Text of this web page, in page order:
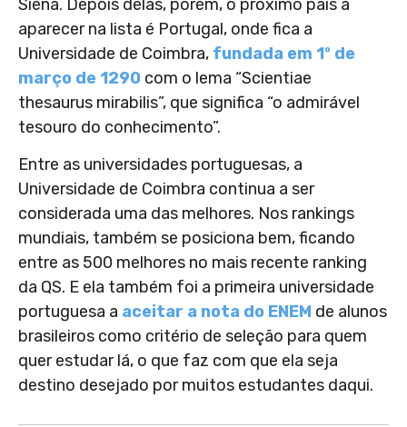
Siena. Depois delas, porém, o próximo país a
aparecer na lista é Portugal, onde fica a
Universidade de Coimbra, fundada em 1º de
março de 1290 com o lema “Scientiae
thesaurus mirabilis”, que significa “o admirável
tesouro do conhecimento”.
Entre as universidades portuguesas, a
Universidade de Coimbra continua a ser
considerada uma das melhores. Nos rankings
mundiais, também se posiciona bem, ficando
entre as 500 melhores no mais recente ranking
da QS. E ela também foi a primeira universidade
portuguesa a aceitar a nota do ENEM de alunos
brasileiros como critério de seleção para quem
quer estudar lá, o que faz com que ela seja
destino desejado por muitos estudantes daqui.